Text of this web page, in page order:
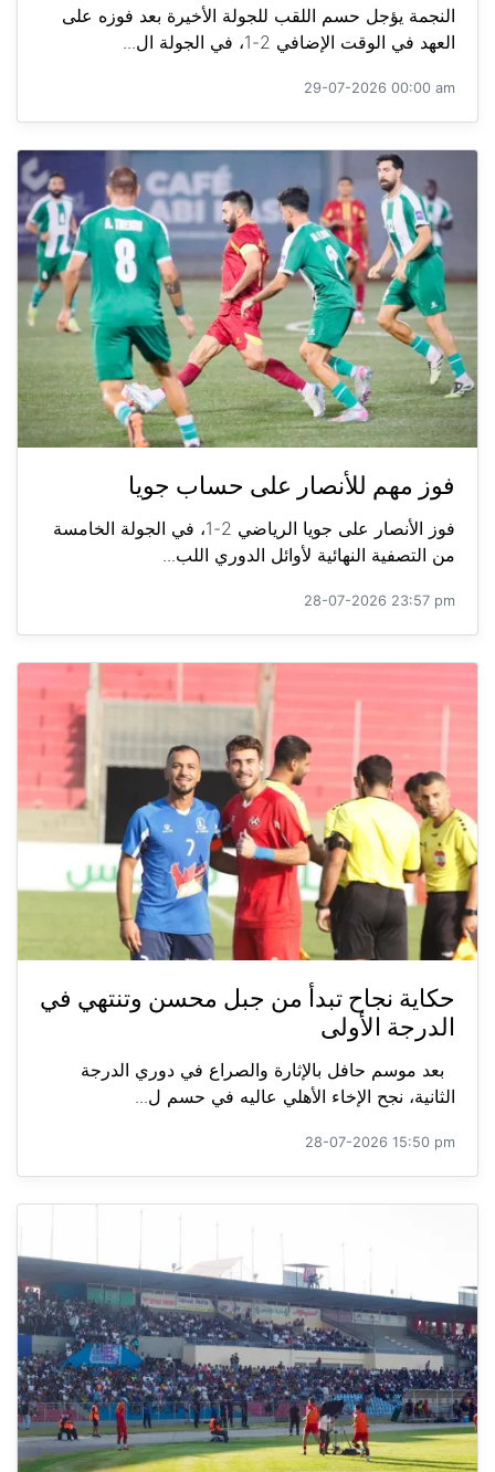
النجمة يؤجل حسم اللقب للجولة الأخيرة بعد فوزه على
العهد في الوقت الإضافي 2-1، في الجولة ال...
29-07-2026 00:00 am
فوز مهم للأنصار على حساب جويا
فوز الأنصار على جويا الرياضي 2-1، في الجولة الخامسة
من التصفية النهائية لأوائل الدوري اللب...
28-07-2026 23:57 pm
حكاية نجاح تبدأ من جبل محسن وتنتهي في
الدرجة الأولى
بعد موسم حافل بالإثارة والصراع في دوري الدرجة
الثانية، نجح الإخاء الأهلي عاليه في حسم ل...
28-07-2026 15:50 pm